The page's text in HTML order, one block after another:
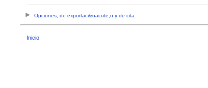
Opciones, de exportaci&oacute;n y de cita
Inicio